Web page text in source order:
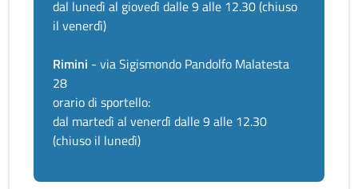
dal lunedì al giovedì dalle 9 alle 12.30 (chiuso
il venerdì)
Rimini - via Sigismondo Pandolfo Malatesta
28
orario di sportello:
dal martedì al venerdì dalle 9 alle 12.30
(chiuso il lunedì)